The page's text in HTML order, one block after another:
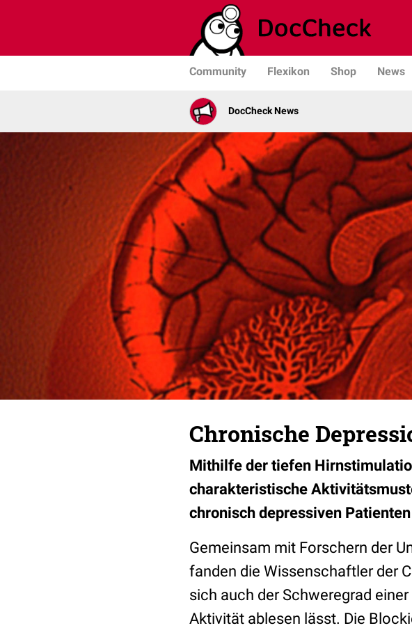
Community Flexikon Shop News
DocCheck News
Chronische
Mithilfe der tiefen
charakteristische
chronisch depressiven
Gemeinsam mit Forschern der
fanden die Wissenschaftler der
sich auch der Schweregrad einer
Aktivität ablesen lässt. Die